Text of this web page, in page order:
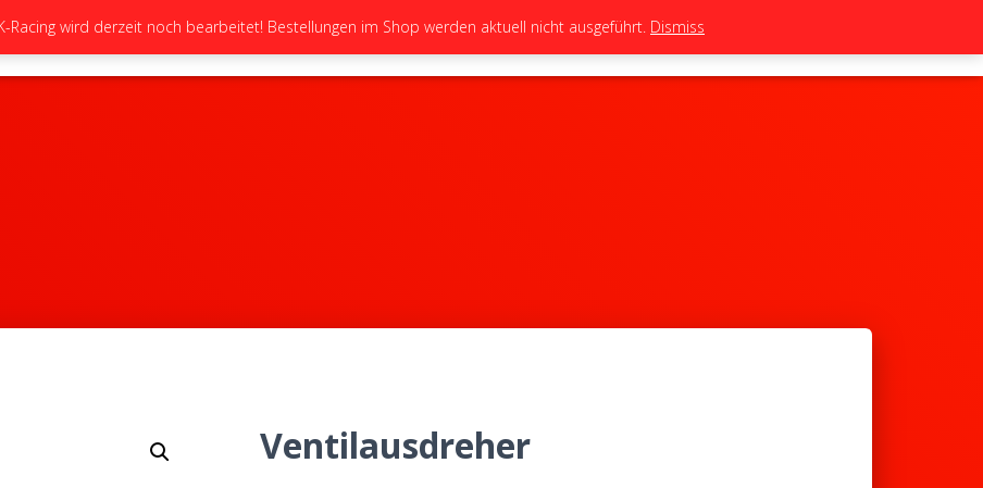
STARTSEITE NEUIGKEITEN GALERIE TEAM TUNING BIKES
Ventilausdreher
Racing wird derzeit noch bearbeitet! Bestellungen im Shop werden aktuell nicht ausgeführt. Dismiss